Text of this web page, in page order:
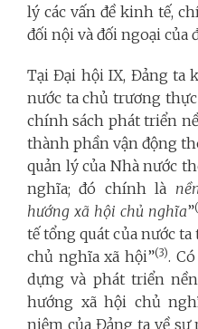
lý các vấn đề kinh tế,
đối nội và đối ngoại của
Tại Đại hội IX, Đảng ta
nước ta chủ trương
chính sách phát triển
thành phần vận động
quản lý của Nhà nước
nghĩa; đó chính là
hướng xã hội chủ nghĩa”
tế tổng quát của nước
chủ nghĩa xã hội”(3).
dựng và phát triển
hướng xã hội chủ
niệm của Đảng ta về sự